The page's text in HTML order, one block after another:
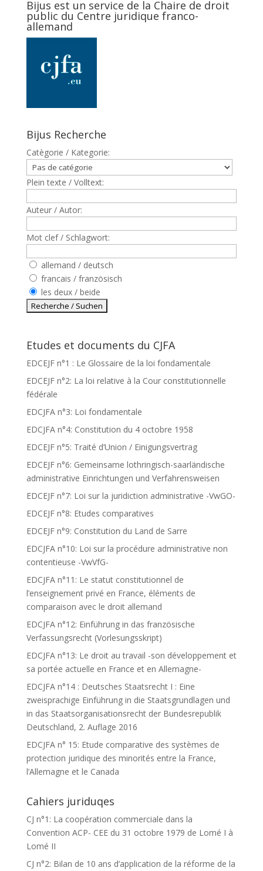
Bijus est un service de la Chaire de droit
public du Centre juridique franco-
allemand
Bijus Recherche
Catègorie / Kategorie:
Plein texte / Volltext:
Auteur / Autor:
Mot clef / Schlagwort:
allemand / deutsch
francais / französisch
les deux / beide
Etudes et documents du CJFA
EDCEJF n°1 : Le Glossaire de la loi fondamentale
EDCEJF n°2: La loi relative à la Cour constitutionnelle
fédérale
EDCJFA n°3: Loi fondamentale
EDCJFA n°4: Constitution du 4 octobre 1958
EDCEJF n°5: Traité d’Union / Einigungsvertrag
EDCEJF n°6: Gemeinsame lothringisch-saarländische
administrative Einrichtungen und Verfahrensweisen
EDCEJF n°7: Loi sur la juridiction administrative -VwGO-
EDCEJF n°8: Etudes comparatives
EDCEJF n°9: Constitution du Land de Sarre
EDCJFA n°10: Loi sur la procédure administrative non
contentieuse -VwVfG-
EDCJFA n°11: Le statut constitutionnel de
l’enseignement privé en France, éléments de
comparaison avec le droit allemand
EDCJFA n°12: Einführung in das französische
Verfassungsrecht (Vorlesungsskript)
EDCJFA n°13: Le droit au travail -son développement et
sa portée actuelle en France et en Allemagne-
EDCJFA n°14 : Deutsches Staatsrecht I : Eine
zweisprachige Einführung in die Staatsgrundlagen und
in das Staatsorganisationsrecht der Bundesrepublik
Deutschland, 2. Auflage 2016
EDCJFA n° 15: Etude comparative des systèmes de
protection juridique des minorités entre la France,
l’Allemagne et le Canada
Cahiers juriduqes
CJ n°1: La coopération commerciale dans la
Convention ACP- CEE du 31 octobre 1979 de Lomé I à
Lomé II
CJ n°2: Bilan de 10 ans d’application de la réforme de la